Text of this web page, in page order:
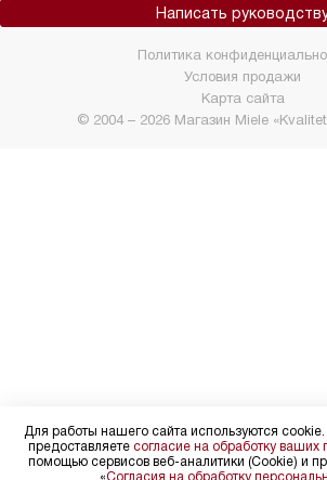
Написать
© 2004 – 2026 Магазин Miele
Политика
Условия продажи
Карта сайта
Для работы нашего сайта используются
предоставляете согласие на обработку
помощью сервисов веб-аналитики (Cookie) и
«Согласия на обработку